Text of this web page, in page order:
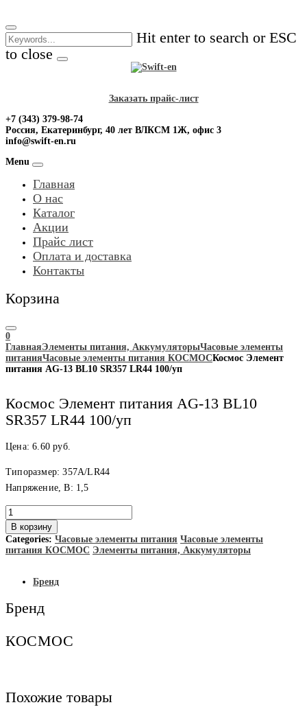
to
content
Hit enter to search or ESC
to close
Заказать прайс-лист
+7 (343) 379-98-74
Россия, Екатеринбург, 40 лет ВЛКСМ 1Ж, офис 3
info@swift-en.ru
Menu
Главная
О нас
Каталог
Акции
Прайс лист
Оплата и доставка
Контакты
Корзина
0
ГлавнаяЭлементы питания, АккумуляторыЧасовые элементы
питанияЧасовые элементы питания КОСМОСКосмос Элемент
питания AG-13 BL10 SR357 LR44 100/уп
Космос Элемент питания AG-13 BL10
SR357 LR44 100/уп
Цена:6.60 руб.
Типоразмер: 357A/LR44
Напряжение, В: 1,5
Количество
товара
Космос
Элемент
питания
BL10
LR44
100/
В корзину
Categories: Часовые элементы питания Часовые элементы
питания КОСМОС Элементы питания, Аккумуляторы
Бренд
Бренд
КОСМОС
Похожие товары